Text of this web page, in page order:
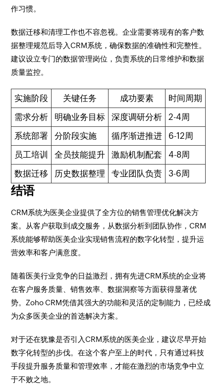
作习惯。
数据迁移和清理工作也不容忽视。企业需要将现有的客户数
据整理规范后导入CRM系统，确保数据的准确性和完整性。
建议设立专门的数据管理岗位，负责系统的日常维护和数据
质量监控。
实施阶段 关键任务 成功要素
时间周期
需求分析
明确业务目标 深度调研分析
2-4周
系统部署
分阶段实施 循序渐进推进
6-12周
员工培训
全员技能提升 激励机制配套
4-8周
数据迁移
历史数据整理 专业团队负责 3-6周
结语
CRM系统为医美企业提供了全方位的销售管理优化解决方
案。从客户获取到成交服务，从数据分析到团队协作，CRM
系统能够帮助医美企业实现销售流程的数字化转型，提升运
营效率和客户满意度。
随着医美行业竞争的日益激烈，拥有先进CRM系统的企业将
在客户服务质量、销售效率、数据洞察等方面获得显著优
势。Zoho CRM凭借其强大的功能和灵活的定制能力，已经成
为众多医美企业的首选解决方案。
对于还在犹豫是否引入CRM系统的医美企业，建议尽早开始
数字化转型的步伐。在这个客户至上的时代，只有通过科技
手段提升服务质量和管理效率，才能在激烈的市场竞争中立
于不败之地。